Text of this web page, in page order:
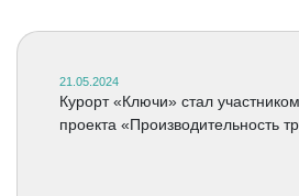
21.05.2024
Курорт «Ключи» стал
проекта «Производительность